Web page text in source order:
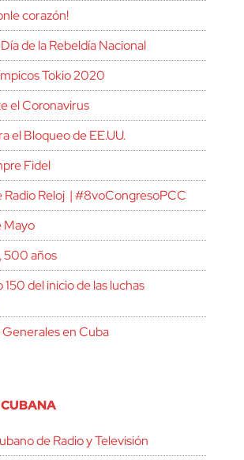
corazón!
de la Rebeldía Nacional
Tokio 2020
el Coronavirus
el Bloqueo de EE.UU.
Fidel
Radio Reloj | #8voCongresoPCC
Mayo
500 años
del inicio de las luchas
en Cuba
de Radio y Televisión